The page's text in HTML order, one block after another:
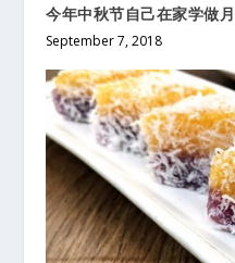
今年中秋节自己在家学做
September 7, 2018